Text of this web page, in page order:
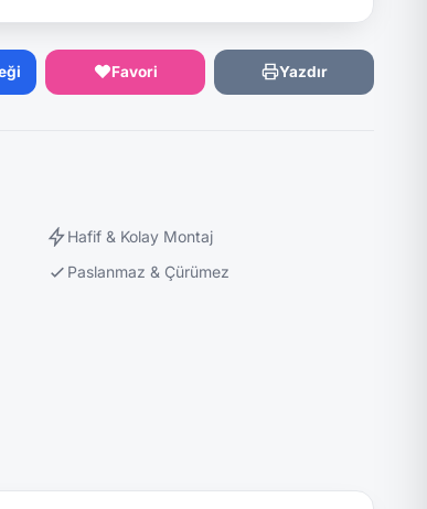
Favori Yazdır
Hafif & Kolay Montaj
Paslanmaz & Çürümez